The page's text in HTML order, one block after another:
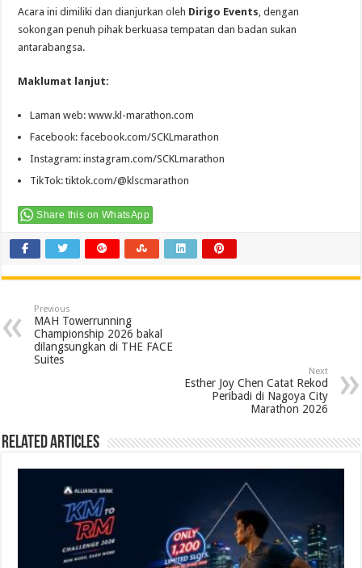
Acara ini dimiliki dan dianjurkan oleh Dirigo Events , dengan
sokongan penuh pihak berkuasa tempatan dan badan sukan
antarabangsa.
Maklumat lanjut:
Laman web:www.kl-marathon.com
Facebook: facebook.com/SCKLmarathon
Instagram: instagram.com/SCKLmarathon
TikTok: tiktok.com/@klscmarathon
Share this on WhatsApp
Previous
MAH Towerrunning
Championship 2026 bakal
dilangsungkan di THE FACE
Suites
Next
Esther Joy Chen Catat Rekod
Peribadi di Nagoya City
Marathon 2026
Related Articles